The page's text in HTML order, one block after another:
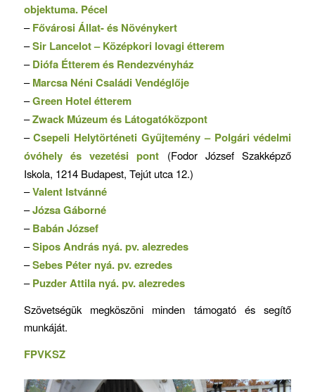
objektuma. Pécel
–Fővárosi Állat- és Növénykert
–Sir Lancelot – Középkori lovagi étterem
–Diófa Étterem és Rendezvényház
–Marcsa Néni Családi Vendéglője
–Green Hotel étterem
–Zwack Múzeum és Látogatóközpont
–Csepeli Helytörténeti Gyűjtemény – Polgári védelmi
óvóhely és vezetési pont (Fodor József Szakképző
Iskola, 1214 Budapest, Tejút utca 12.)
–Valent Istvánné
–Józsa Gáborné
–Babán József
–Sipos András nyá. pv. alezredes
–Sebes Péter nyá. pv. ezredes
–Puzder Attila nyá. pv. alezredes
Szövetségük megköszöni minden támogató és segítő
munkáját.
FPVKSZ